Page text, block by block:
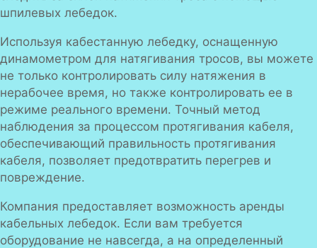
шпилевых лебедок.
Используя кабестанную лебедку, оснащенную
динамометром для натягивания тросов, вы можете
не только контролировать силу натяжения в
нерабочее время, но также контролировать ее в
режиме реального времени. Точный метод
наблюдения за процессом протягивания кабеля,
обеспечивающий правильность протягивания
кабеля, позволяет предотвратить перегрев и
повреждение.
Компания предоставляет возможность аренды
кабельных лебедок. Если вам требуется
оборудование не навсегда, а на определенный